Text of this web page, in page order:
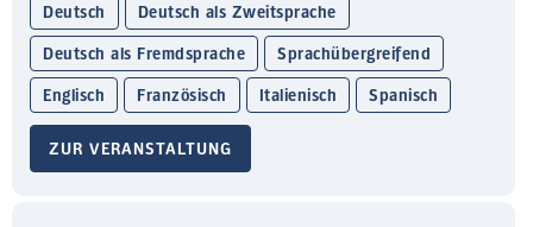
Deutsch Deutsch als Zweitsprache
Deutsch als Fremdsprache Sprachübergreifend
Englisch Französisch Italienisch Spanisch
ZUR VERANSTALTUNG